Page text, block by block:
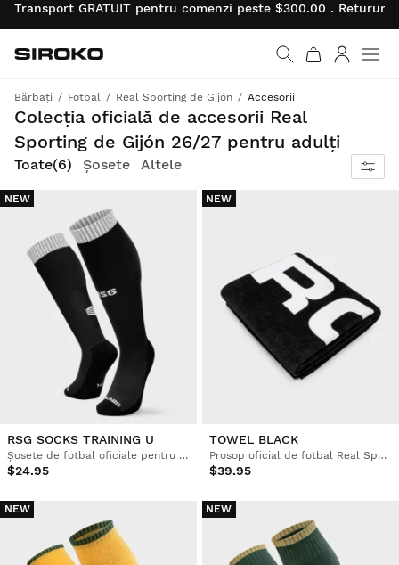
Transport GRATUIT pentru comenzi peste $300.00 .
Mergi la pagina
Siroko.com
Bărbați Fotbal Real Sporting de Gijón Accesorii
Colecția oficială de accesorii Real
Sporting de Gijón 26/27 pentru adulți
Sărbătorește-ți spiritul de echipă pe teren și în afara lui
Toate(6) Șosete Altele
NEW
RSG SOCKS TRAINING U
Șosete de fotbal oficiale pentru adulți Real Sporting de Gijón
$24.95
NEW
TOWEL BLACK
Prosop oficial de fotbal Real Sporting de Gijón
$39.95
NEW NEW